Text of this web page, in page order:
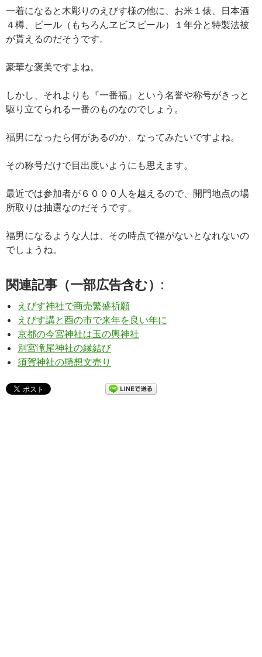
一着になると木彫りのえびす様の他に、お米１俵、日本酒
４樽、ビール（もちろんヱビスビール）１年分と特製法被
が貰えるのだそうです。
豪華な褒美ですよね。
しかし、それよりも『一番福』という名誉や称号がきっと
駆り立てられる一番のものなのでしょう。
福男になったら何があるのか、なってみたいですよね。
その称号だけで目出度いようにも思えます。
最近では参加者が６０００人を越えるので、開門地点の場
所取りは抽選なのだそうです。
福男になるような人は、その時点で福がないとなれないの
でしょうね。
関連記事（一部広告含む）:
えびす神社で商売繁盛祈願
えびす講と酉の市で来年を良い年に
京都の今宮神社は玉の輿神社
別宮滝尾神社の縁結び
須賀神社の懸想文売り